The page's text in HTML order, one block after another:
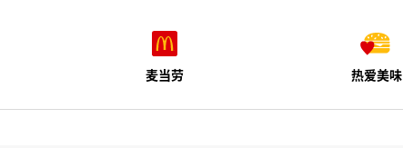
麦当劳 热爱美味